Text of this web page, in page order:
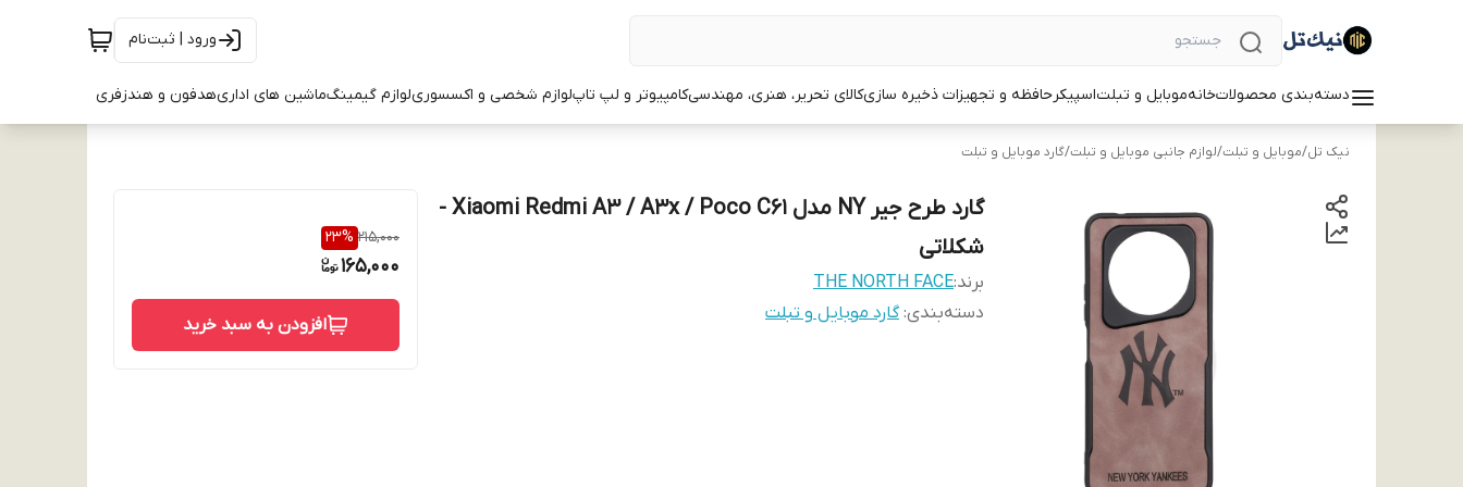
ورود | ثبت‌نام
دسته‌بندی محصولاتخانهموبایل و تبلتاسپیکرحافظه و تجهیزات ذخیره سازیکالای تحریر، هنری، مهندسیکامپیوتر و لپ تاپلوازم شخصی و اکسسوریلوازم گیمینگماشین های اداریهدفون و هندزفری
نیک تل/موبایل و تبلت/لوازم جانبی موبایل و تبلت/گارد موبایل و تبلت
گارد طرح جیر NY مدل Xiaomi Redmi A3 / A3x / Poco C61 -
شکلاتی
برند:THE NORTH FACE
دسته‌بندی:گارد موبایل و تبلت
215,000
23%
165,000
افزودن به سبد خرید